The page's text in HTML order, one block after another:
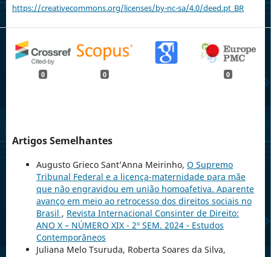
https://creativecommons.org/licenses/by-nc-sa/4.0/deed.pt_BR
0 0 0
Artigos Semelhantes
Augusto Grieco Sant’Anna Meirinho, O Supremo
Tribunal Federal e a licença-maternidade para mãe
que não engravidou em união homoafetiva. Aparente
avanço em meio ao retrocesso dos direitos sociais no
Brasil , Revista Internacional Consinter de Direito:
ANO X – NÚMERO XIX - 2º SEM. 2024 - Estudos
Contemporâneos
Juliana Melo Tsuruda, Roberta Soares da Silva,